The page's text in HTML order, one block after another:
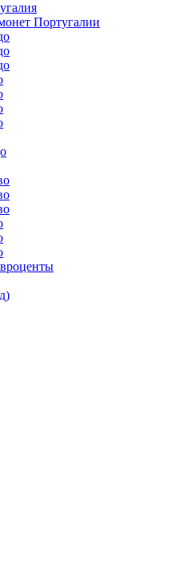
Португалии